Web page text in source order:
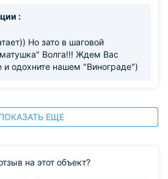
:
Но зато в шаговой
Волга!!! Ждем Вас
и одохните нашем "Винограде")
ЕЩЕ
на этот объект?